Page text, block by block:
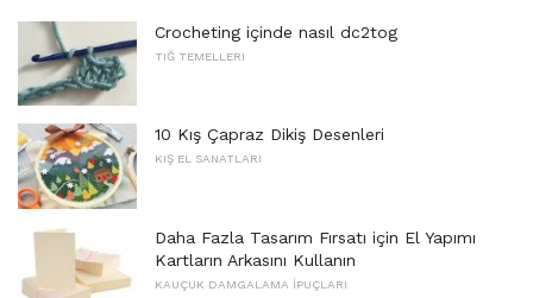
Crocheting içinde nasıl dc2tog
TIĞ TEMELLERI
10 Kış Çapraz Dikiş Desenleri
KIŞ EL SANATLARI
Daha Fazla Tasarım Fırsatı için El Yapımı
Kartların Arkasını Kullanın
KAUÇUK DAMGALAMA İPUÇLARI